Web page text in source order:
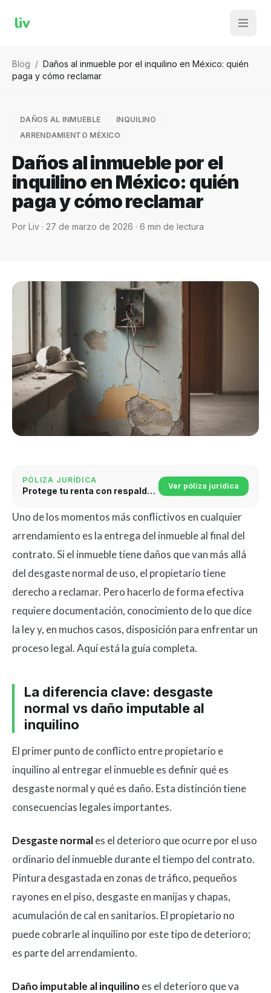
liv
Blog / Daños al inmueble por el inquilino en México: quién
paga y cómo reclamar
DAÑOS AL INMUEBLE
INQUILINO
ARRENDAMIENTO MÉXICO
Daños al inmueble por el
inquilino en México: quién
paga y cómo reclamar
Por Liv · 27 de marzo de 2026 · 6 min de lectura
Uno de los momentos más conflictivos en cualquier
arrendamiento es la entrega del inmueble al final del
contrato. Si el inmueble tiene daños que van más allá
del desgaste normal de uso, el propietario tiene
derecho a reclamar. Pero hacerlo de forma efectiva
requiere documentación, conocimiento de lo que dice
la ley y, en muchos casos, disposición para enfrentar un
proceso legal. Aquí está la guía completa.
La diferencia clave: desgaste
normal vs daño imputable al
inquilino
El primer punto de conflicto entre propietario e
inquilino al entregar el inmueble es definir qué es
desgaste normal y qué es daño. Esta distinción tiene
consecuencias legales importantes.
Desgaste normales el deterioro que ocurre por el uso
ordinario del inmueble durante el tiempo del contrato.
Pintura desgastada en zonas de tráfico, pequeños
rayones en el piso, desgaste en manijas y chapas,
acumulación de cal en sanitarios. El propietario no
puede cobrarle al inquilino por este tipo de deterioro;
es parte del arrendamiento.
Daño imputable al inquilino es el deterioro que va
PÓLIZA JURÍDICA
Protege tu renta con respaldo jurídico Ver póliza jurídica